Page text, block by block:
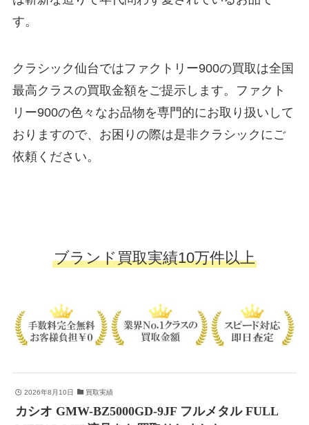
す。
クラシック仙台ではファクトリー900の買取は全国
最高クラスの買取金額をご提示します。ファクト
リー900の色々なお品物を専門的にお取り扱いして
おりますので、お困りの際は是非クラシックにご
依頼ください。
ブランド買取実績10万件以上
2026年8月10日 買取実績
カシオ GMW-BZ5000GD-9JF フルメタル FULL